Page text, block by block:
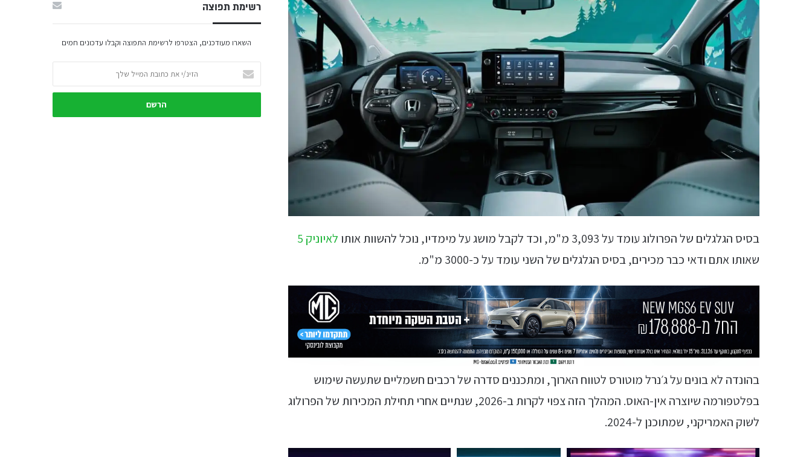
בסיס הגלגלים של הפרולוג עומד על 3,093 מ"מ, וכד לקבל מושג על מימדיו, נוכל להשוות אותו
לאיוניק 5
שאותו אתם ודאי כבר מכירים, בסיס הגלגלים של השני עומד על כ-3000 מ"מ.
בהונדה לא בונים על ג׳נרל מוטורס לטווח הארוך, ומתכננים סדרה של רכבים חשמליים שתעשה שימוש
בפלטפורמה שיוצרה אין-האוס. המהלך הזה צפוי לקרות ב-2026, שנתיים אחרי תחילת המכירות של הפרולוג
לשוק האמריקני, שמתוכנן ל-2024.
רשימת תפוצה
השארו מעודכנים, הצטרפו לרשימת התפוצה וקבלו עדכונים חמים
את
כתובת
שלך